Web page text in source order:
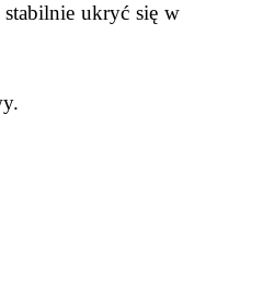
ukryć się w